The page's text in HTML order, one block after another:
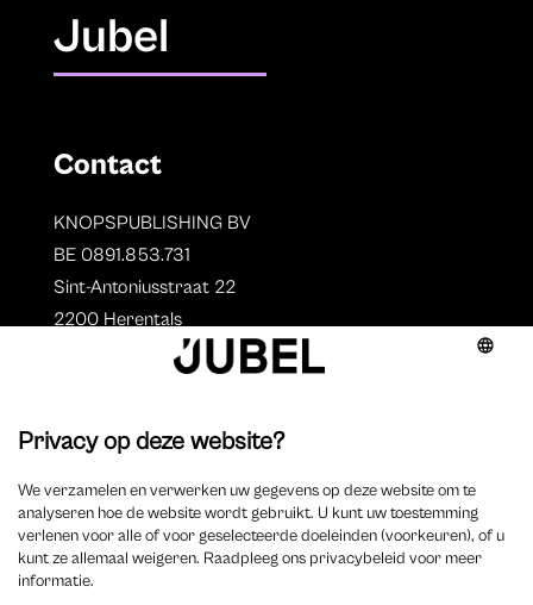
Jubel
Contact
KNOPSPUBLISHING BV
BE 0891.853.731
Sint-Antoniusstraat 22
2200 Herentals
Auteurs
Overzicht auteurs
Auteur worden?